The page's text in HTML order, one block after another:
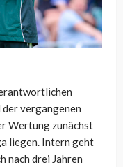
der vergangenen
Wertung zunächst
liegen. Intern geht
nach drei Jahren